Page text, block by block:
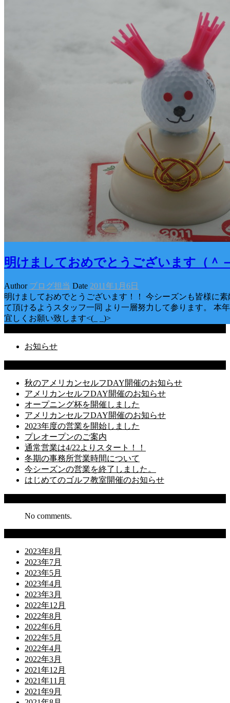
明けましておめでとうございます（＾
Author ブログ担当 Date 2011年1月6日
明けましておめでとうございます！！ 今シーズンも皆様に
て頂けるようスタッフ一同 より一層努力して参ります。 本
宜しくお願い致します<(_ _)>
お知らせ
秋のアメリカンセルフDAY開催のお知らせ
アメリカンセルフDAY開催のお知らせ
オープニング杯を開催しました
アメリカンセルフDAY開催のお知らせ
2023年度の営業を開始しました
プレオープンのご案内
通常営業は4/22よりスタート！！
冬期の事務所営業時間について
今シーズンの営業を終了しました。
はじめてのゴルフ教室開催のお知らせ
No comments.
2023年8月
2023年7月
2023年5月
2023年4月
2023年3月
2022年12月
2022年8月
2022年6月
2022年5月
2022年4月
2022年3月
2021年12月
2021年11月
2021年9月